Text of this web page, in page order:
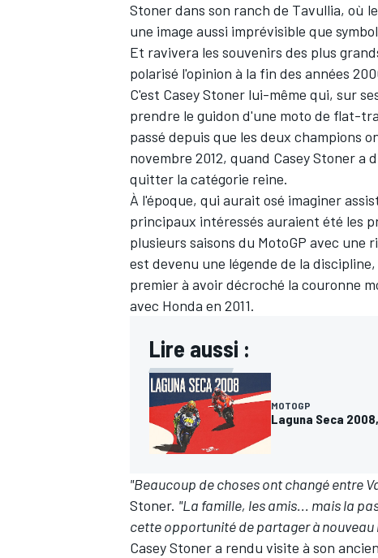
Stonerdans son ranch de Tavullia, où
une image aussi imprévisible que
Et ravivera les souvenirs des plus
polarisé l'opinion à la fin des années
C'est Casey Stoner lui-même qui, sur
prendre le guidon d'une moto de flat-
passé depuis que les deux champions
novembre 2012, quand Casey Stoner a
quitter la catégorie reine.
À l'époque, qui aurait osé imaginer
principaux intéressés auraient été les
plusieurs saisons du MotoGP avec une
est devenu une légende de la
premier à avoir décroché la couronne
avec Honda en 2011.
Lire aussi :
MOTOGP
Laguna Seca
"Beaucoup de choses ont changé entre
Stoner. "La famille, les amis... mais la
cette opportunité de partager à nouveau
Casey Stoner a rendu visite à son